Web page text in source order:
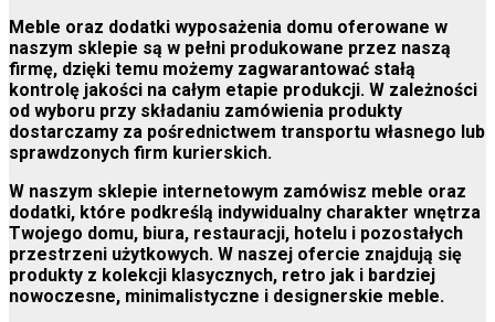
Meble oraz dodatki wyposażenia domu oferowane w
naszym sklepie są w pełni produkowane przez naszą
firmę, dzięki temu możemy zagwarantować stałą
kontrolę jakości na całym etapie produkcji. W zależności
od wyboru przy składaniu zamówienia produkty
dostarczamy za pośrednictwem transportu własnego lub
sprawdzonych firm kurierskich.
W naszym sklepie internetowym zamówisz meble oraz
dodatki, które podkreślą indywidualny charakter wnętrza
Twojego domu, biura, restauracji, hotelu i pozostałych
przestrzeni użytkowych. W naszej ofercie znajdują się
produkty z kolekcji klasycznych, retro jak i bardziej
nowoczesne, minimalistyczne i designerskie meble.